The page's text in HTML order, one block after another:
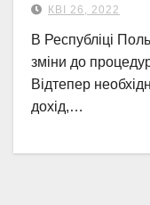
КВІ 26, 2022
В Республіці
зміни до
Відтепер
дохід,…